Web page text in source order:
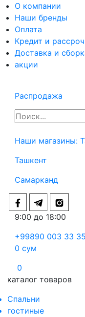
О компании
Наши бренды
Оплата
Кредит и
Доставка и
акции
Распродажа
Наши магазины:
Ташкент
Самарканд
9:00 до 18:00
+99890 003 33 35
0 сум
0
каталог товаров
Спальни
гостиные